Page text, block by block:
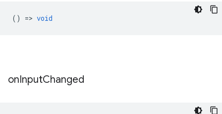
() => void
onInputChanged